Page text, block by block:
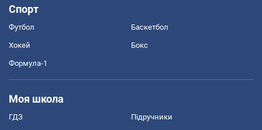
Спорт
Футбол Баскетбол
Хокей Бокс
Формула-1
Моя школа
ГДЗ Підручники